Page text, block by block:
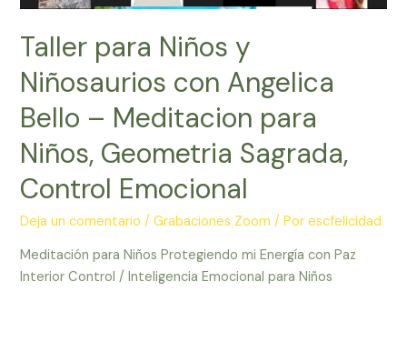
Taller para Niños y
Niñosaurios con Angelica
Bello – Meditacion para
Niños, Geometria Sagrada,
Control Emocional
Deja un comentario /Grabaciones Zoom / Porescfelicidad
Meditación para Niños Protegiendo mi Energía con Paz
Interior Control / Inteligencia Emocional para Niños